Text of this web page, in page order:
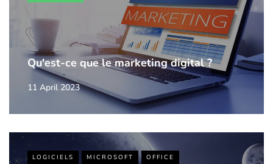
Qu'est-ce que le marketing digital ?
11 April 2023
LOGICIELS MICROSOFT OFFICE